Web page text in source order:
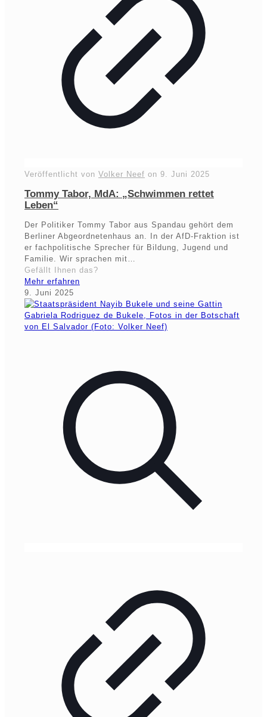
Veröffentlicht von Volker Neef on 9. Juni 2025
Tommy Tabor, MdA: „Schwimmen rettet
Leben“
Der Politiker Tommy Tabor aus Spandau gehört dem
Berliner Abgeordnetenhaus an. In der AfD-Fraktion ist
er fachpolitische Sprecher für Bildung, Jugend und
Familie. Wir sprachen mit…
Gefällt Ihnen das?
Mehr erfahren
9. Juni 2025